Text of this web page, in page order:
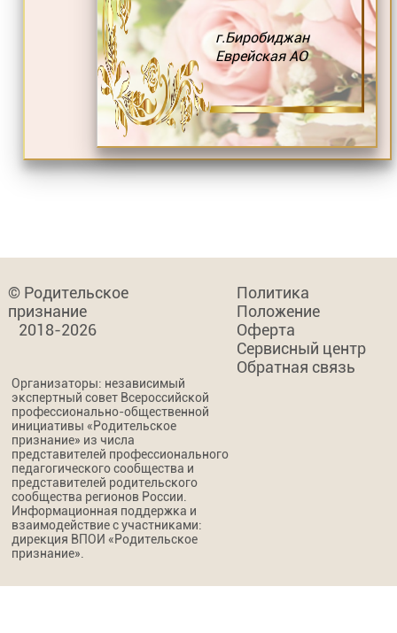
г.Биробиджан
Еврейская АО
© Родительское
признание
2018-2026
Политика
Положение
Оферта
Сервисный центр
Обратная связь
Организаторы: независимый
экспертный совет Всероссийской
профессионально-общественной
инициативы «Родительское
признание» из числа
представителей профессионального
педагогического сообщества и
представителей родительского
сообщества регионов России.
Информационная поддержка и
взаимодействие с участниками:
дирекция ВПОИ «Родительское
признание».